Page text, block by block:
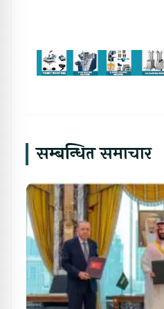
सम्बन्धित समाचार